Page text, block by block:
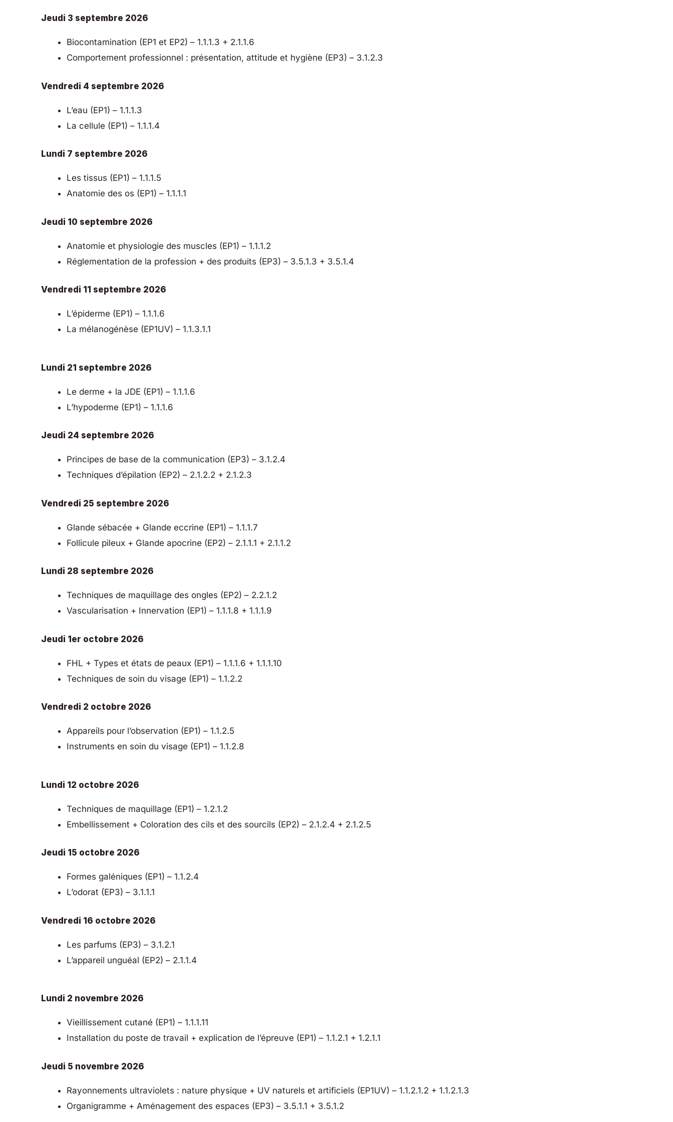
Jeudi 3 septembre 2026
Biocontamination (EP1 et EP2) – 1.1.1.3 + 2.1.1.6
Comportement professionnel : présentation, attitude et hygiène (EP3) – 3.1.2.3
Vendredi 4 septembre 2026
L’eau (EP1) – 1.1.1.3
La cellule (EP1) – 1.1.1.4
Lundi 7 septembre 2026
Les tissus (EP1) – 1.1.1.5
Anatomie des os (EP1) – 1.1.1.1
Jeudi 10 septembre 2026
Anatomie et physiologie des muscles (EP1) – 1.1.1.2
Réglementation de la profession + des produits (EP3) – 3.5.1.3 + 3.5.1.4
Vendredi 11 septembre 2026
L’épiderme (EP1) – 1.1.1.6
La mélanogénèse (EP1UV) – 1.1.3.1.1
Lundi 21 septembre 2026
Le derme + la JDE (EP1) – 1.1.1.6
L’hypoderme (EP1) – 1.1.1.6
Jeudi 24 septembre 2026
Principes de base de la communication (EP3) – 3.1.2.4
Techniques d’épilation (EP2) – 2.1.2.2 + 2.1.2.3
Vendredi 25 septembre 2026
Glande sébacée + Glande eccrine (EP1) – 1.1.1.7
Follicule pileux + Glande apocrine (EP2) – 2.1.1.1 + 2.1.1.2
Lundi 28 septembre 2026
Techniques de maquillage des ongles (EP2) – 2.2.1.2
Vascularisation + Innervation (EP1) – 1.1.1.8 + 1.1.1.9
Jeudi 1er octobre 2026
FHL + Types et états de peaux (EP1) – 1.1.1.6 + 1.1.1.10
Techniques de soin du visage (EP1) – 1.1.2.2
Vendredi 2 octobre 2026
Appareils pour l’observation (EP1) – 1.1.2.5
Instruments en soin du visage (EP1) – 1.1.2.8
Lundi 12 octobre 2026
Techniques de maquillage (EP1) – 1.2.1.2
Embellissement + Coloration des cils et des sourcils (EP2) – 2.1.2.4 + 2.1.2.5
Jeudi 15 octobre 2026
Formes galéniques (EP1) – 1.1.2.4
L’odorat (EP3) – 3.1.1.1
Vendredi 16 octobre 2026
Les parfums (EP3) – 3.1.2.1
L’appareil unguéal (EP2) – 2.1.1.4
Lundi 2 novembre 2026
Vieillissement cutané (EP1) – 1.1.1.11
Installation du poste de travail + explication de l’épreuve (EP1) – 1.1.2.1 + 1.2.1.1
Jeudi 5 novembre 2026
Rayonnements ultraviolets : nature physique + UV naturels et artificiels (EP1UV) – 1.1.2.1.2 + 1.1.2.1.3
Organigramme + Aménagement des espaces (EP3) – 3.5.1.1 + 3.5.1.2